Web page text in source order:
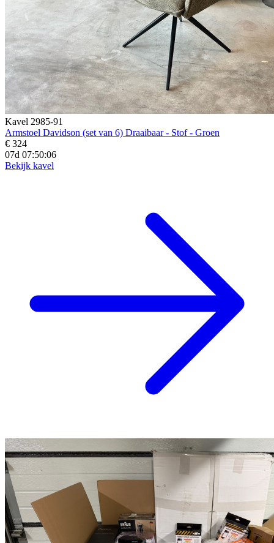
Kavel 2985-91
Armstoel Davidson (set van 6) Draaibaar - Stof - Groen
€ 324
07d 07:50:04
Bekijk kavel